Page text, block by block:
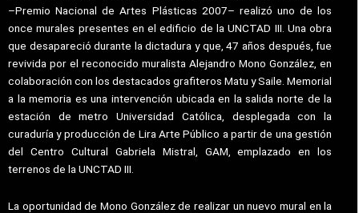
–Premio Nacional de Artes Plásticas 2007– realizó uno de los
once murales presentes en el edificio de la UNCTAD III. Una obra
que desapareció durante la dictadura y que, 47 años después, fue
revivida por el reconocido muralista Alejandro Mono González, en
colaboración con los destacados grafiteros Matu y Saile. Memorial
a la memoria es una intervención ubicada en la salida norte de la
estación de metro Universidad Católica, desplegada con la
curaduría y producción de Lira Arte Público a partir de una gestión
del Centro Cultural Gabriela Mistral, GAM, emplazado en los
terrenos de la UNCTAD III.
La oportunidad de Mono González de realizar un nuevo mural en la